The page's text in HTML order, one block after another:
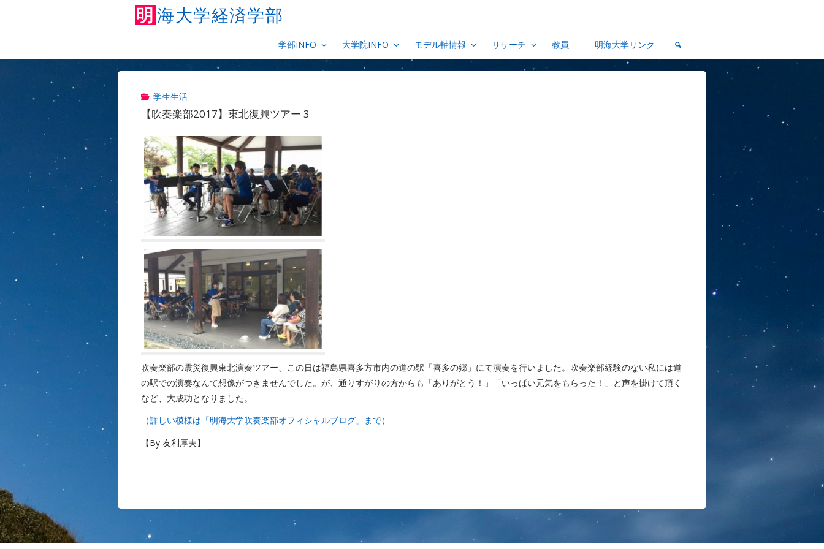
明海大学経済学部
学部INFO 大学院INFO モデル軸情報 リサーチ 教員 明海大学リンク
学生生活
【吹奏楽部2017】東北復興ツアー 3
吹奏楽部の震災復興東北演奏ツアー、この日は福島県喜多方市内の道の駅「喜多の郷」にて演奏を行いました。吹奏楽部経験のない私には道
の駅での演奏なんて想像がつきませんでした。が、通りすがりの方からも「ありがとう！」「いっぱい元気をもらった！」と声を掛けて頂く
など、大成功となりました。
（詳しい模様は「明海大学吹奏楽部オフィシャルブログ」まで）
【By 友利厚夫】